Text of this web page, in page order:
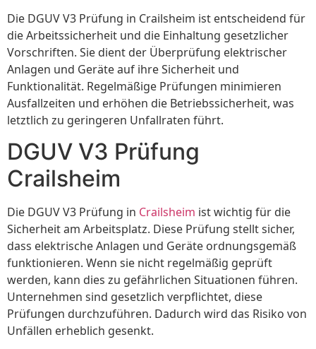
Die DGUV V3 Prüfung in Crailsheim ist entscheidend für
die Arbeitssicherheit und die Einhaltung gesetzlicher
Vorschriften. Sie dient der Überprüfung elektrischer
Anlagen und Geräte auf ihre Sicherheit und
Funktionalität. Regelmäßige Prüfungen minimieren
Ausfallzeiten und erhöhen die Betriebssicherheit, was
letztlich zu geringeren Unfallraten führt.
DGUV V3 Prüfung
Crailsheim
Die DGUV V3 Prüfung in Crailsheim ist wichtig für die
Sicherheit am Arbeitsplatz. Diese Prüfung stellt sicher,
dass elektrische Anlagen und Geräte ordnungsgemäß
funktionieren. Wenn sie nicht regelmäßig geprüft
werden, kann dies zu gefährlichen Situationen führen.
Unternehmen sind gesetzlich verpflichtet, diese
Prüfungen durchzuführen. Dadurch wird das Risiko von
Unfällen erheblich gesenkt.